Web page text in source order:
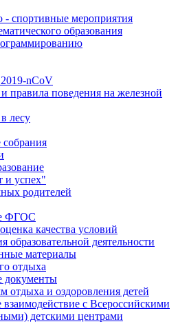
- спортивные мероприятия
образования
nCoV
и правила поведения на железной
лесу
собрания
и успех"
родителей
ФГОС
качества условий
образовательной деятельности
материалы
отдыха
документы
отдыха и оздоровления детей
взаимодействие с Всероссийскими
детскими центрами